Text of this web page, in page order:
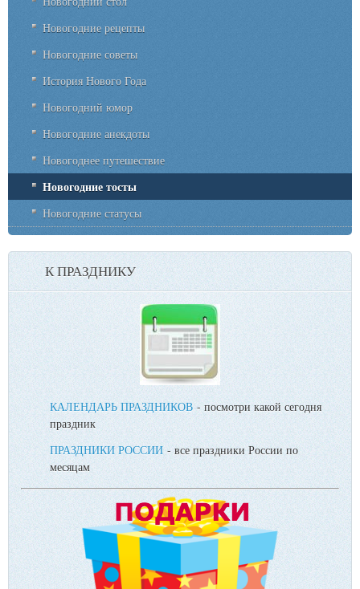
Новогодние рецепты
Новогодние советы
История Нового Года
Новогодний юмор
Новогодние анекдоты
Новогоднее путешествие
Новогодние тосты
Новогодние статусы
К ПРАЗДНИКУ
КАЛЕНДАРЬ ПРАЗДНИКОВ- посмотри какой сегодня
праздник
ПРАЗДНИКИ РОССИИ- все праздники России по
месяцам